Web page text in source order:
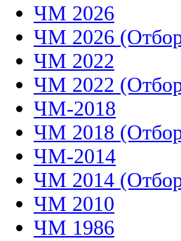
ЧМ 2026
ЧМ 2026
ЧМ 2022
ЧМ 2022
ЧМ-2018
ЧМ 2018
ЧМ-2014
ЧМ 2014
ЧМ 2010
ЧМ 1986